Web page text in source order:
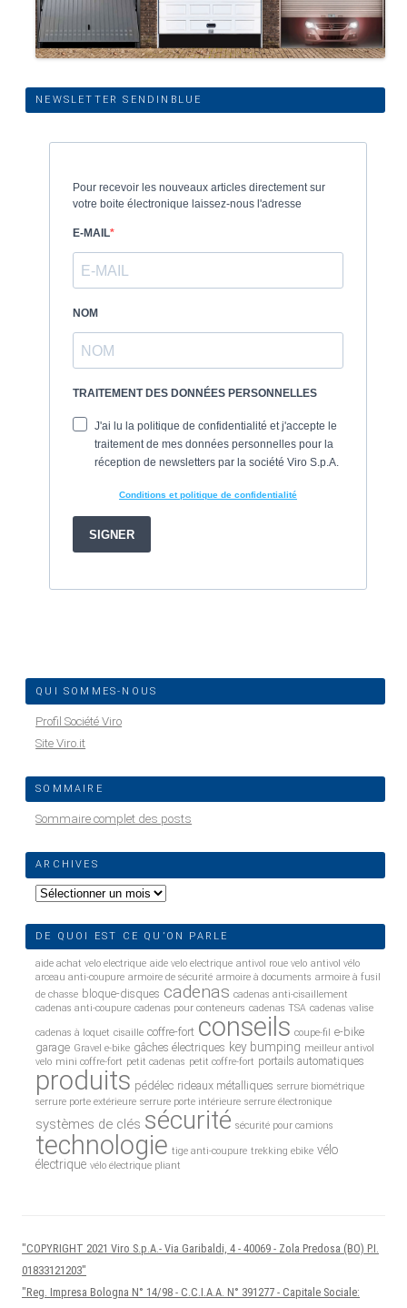
NEWSLETTER SENDINBLUE
QUI SOMMES-NOUS
Profil Société Viro
Site Viro.it
SOMMAIRE
Sommaire complet des posts
ARCHIVES
Archives
DE QUOI EST CE QU’ON PARLE
aide achat velo electrique aide velo electrique antivol roue velo antivol vélo
arceau anti-coupure armoire de sécurité armoire à documents armoire à fusil
de chasse bloque-disques cadenas cadenas anti-cisaillement
cadenas anti-coupure cadenas pour conteneurs cadenas TSA cadenas valise
cadenas à loquet cisaille coffre-fort conseils coupe-fil e-bike
garage Gravel e-bike gâches électriques key bumping meilleur antivol
velo mini coffre-fort petit cadenas petit coffre-fort portails automatiques
produits pédélec rideaux métalliques serrure biométrique
serrure porte extérieure serrure porte intérieure serrure électronique
systèmes de clés sécurité sécurité pour camions
technologie tige anti-coupure trekking ebike vélo
électrique vélo électrique pliant
"COPYRIGHT 2021 Viro S.p.A.- Via Garibaldi, 4 - 40069 - Zola Predosa (BO) P.I.
01833121203"
"Reg. Impresa Bologna N° 14/98 - C.C.I.A.A. N° 391277 - Capitale Sociale: